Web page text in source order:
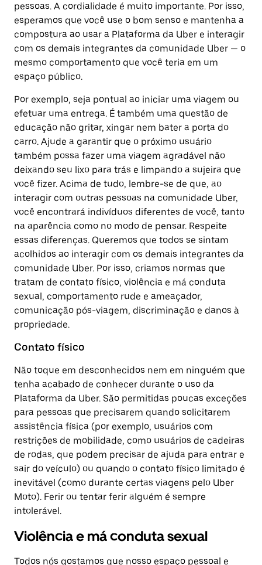
pessoas. A cordialidade é muito importante. Por isso,
esperamos que você use o bom senso e mantenha a
compostura ao usar a Plataforma da Uber e interagir
com os demais integrantes da comunidade Uber — o
mesmo comportamento que você teria em um
espaço público.
Por exemplo, seja pontual ao iniciar uma viagem ou
efetuar uma entrega. É também uma questão de
educação não gritar, xingar nem bater a porta do
carro. Ajude a garantir que o próximo usuário
também possa fazer uma viagem agradável não
deixando seu lixo para trás e limpando a sujeira que
você fizer. Acima de tudo, lembre-se de que, ao
interagir com outras pessoas na comunidade Uber,
você encontrará indivíduos diferentes de você, tanto
na aparência como no modo de pensar. Respeite
essas diferenças. Queremos que todos se sintam
acolhidos ao interagir com os demais integrantes da
comunidade Uber. Por isso, criamos normas que
tratam de contato físico, violência e má conduta
sexual, comportamento rude e ameaçador,
comunicação pós-viagem, discriminação e danos à
propriedade.
Contato físico
Não toque em desconhecidos nem em ninguém que
tenha acabado de conhecer durante o uso da
Plataforma da Uber. São permitidas poucas exceções
para pessoas que precisarem quando solicitarem
assistência física (por exemplo, usuários com
restrições de mobilidade, como usuários de cadeiras
de rodas, que podem precisar de ajuda para entrar e
sair do veículo) ou quando o contato físico limitado é
inevitável (como durante certas viagens pelo Uber
Moto). Ferir ou tentar ferir alguém é sempre
intolerável.
Violência e má conduta sexual
Todos nós gostamos que nosso espaço pessoal e